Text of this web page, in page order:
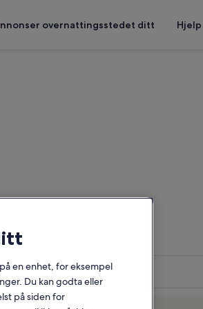
overnattingsstedet ditt Hjelp
Gjester
2 gjester
en enhet, for eksempel
Du kan godta eller
på siden for